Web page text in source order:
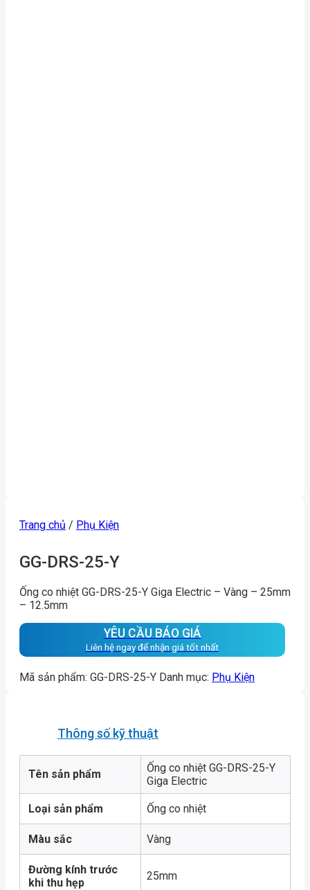
Trang chủ / Phụ Kiện
GG-DRS-25-Y
Ống co nhiệt GG-DRS-25-Y Giga Electric – Vàng – 25mm
– 12.5mm
YÊU CẦU BÁO GIÁ
Liên hệ ngay để nhận giá tốt nhất
Mã sản phẩm: GG-DRS-25-Y Danh mục: Phụ Kiện
Thông số kỹ thuật
Tên sản phẩm
Ống co nhiệt GG-DRS-25-Y
Giga Electric
Loại sản phẩm Ống co nhiệt
Màu sắc Vàng
Đường kính trước
khi thu hẹp
25mm